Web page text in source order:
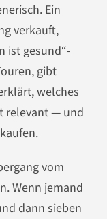
Ein
verkauft,
ist gesund“-
gibt
welches
relevant — und
vom
Wenn jemand
dann sieben